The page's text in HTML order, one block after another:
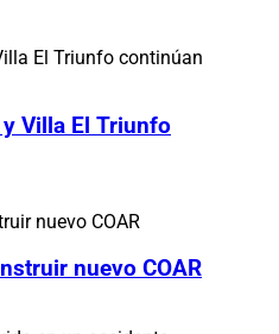
Villa El Triunfo
nuevo COAR